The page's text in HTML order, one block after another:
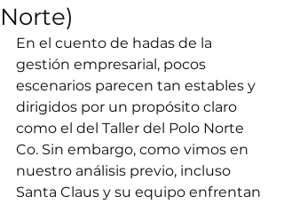
Norte)
En el cuento de hadas de la
gestión empresarial, pocos
escenarios parecen tan estables y
dirigidos por un propósito claro
como el del Taller del Polo Norte
Co. Sin embargo, como vimos en
nuestro análisis previo, incluso
Santa Claus y su equipo enfrentan